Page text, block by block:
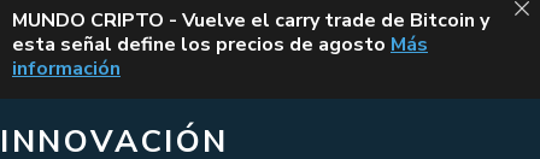
ALERTA
MUNDO CRIPTO - Vuelve el carry trade de Bitcoin y
esta señal define los precios de agosto VUELVE EL
Más
información
INNOVACIÓN